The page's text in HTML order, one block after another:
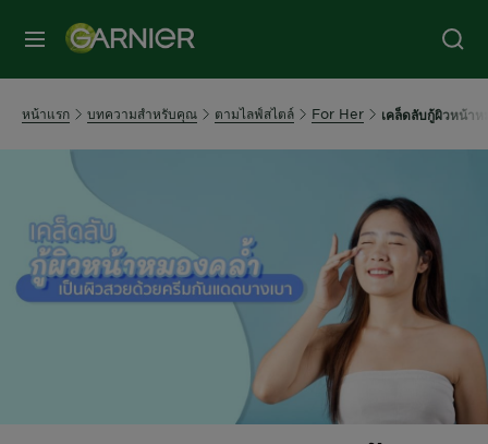
หน้าแรก บทความสำหรับคุณ ตามไลฟ์สไตล์ For Her เคล็ดลับกู้ผิวหน้า